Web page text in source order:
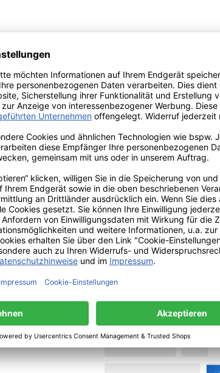
für Kerzen.
mit einem Ø bis 15 cm oder einer
Engels Stumpenkerzen kombinieren. Sie
Versand innerhalb von 24h
ZAHLUNGS- UND
VERSANDARTEN
PAY WITH KLARNA